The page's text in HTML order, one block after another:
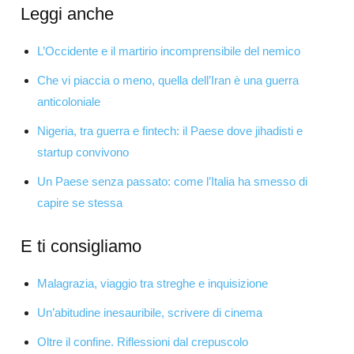
Leggi anche
L’Occidente e il martirio incomprensibile del nemico
Che vi piaccia o meno, quella dell’Iran è una guerra
anticoloniale
Nigeria, tra guerra e fintech: il Paese dove jihadisti e
startup convivono
Un Paese senza passato: come l’Italia ha smesso di
capire se stessa
E ti consigliamo
Malagrazia, viaggio tra streghe e inquisizione
Un’abitudine inesauribile, scrivere di cinema
Oltre il confine. Riflessioni dal crepuscolo